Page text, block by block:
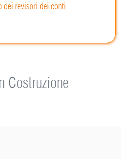
dei revisori dei conti
Costruzione